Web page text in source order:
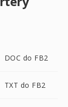
DOC do FB2
TXT do FB2